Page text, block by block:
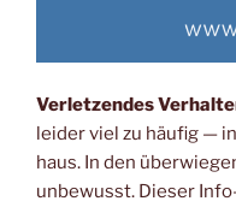
Ver­let­zen­des
lei­der viel zu häu­fig —
haus. In den
unbe­wusst. Die­ser